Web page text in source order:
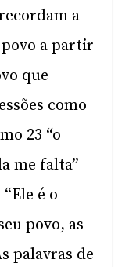
a
povo a partir
que
como
23 “o
me falta”
é o
povo, as
palavras de